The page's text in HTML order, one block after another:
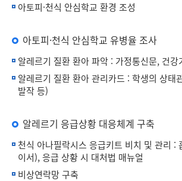
아토피·천식 안심학교 환경 조성
아토피·천식 안심학교 유병율 조사
알레르기 질환 환아 파악 : 가정통신문, 건강
알레르기 질환 환아 관리카드 : 학생의 상태
발작 등)
알레르기 응급상황 대응체계 구축
천식 아나필락시스 응급키트 비치 및 관리 :
이서), 응급 상황 시 대처법 매뉴얼
비상연락망 구축